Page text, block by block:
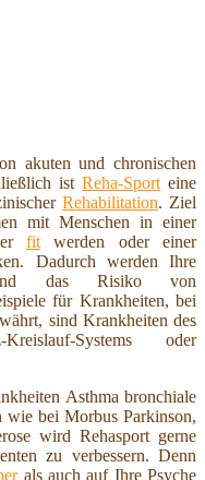
akuten und chronischen
istReha-Sport eine
Rehabilitation. Ziel
mit Menschen in einer
fitwerden oder einer
Dadurch werden Ihre
und das Risiko von
für Krankheiten, bei
sind Krankheiten des
Systems oder
Asthma bronchiale
wie bei Morbus Parkinson,
wird Rehasport gerne
zu verbessern. Denn
als auch auf Ihre Psyche